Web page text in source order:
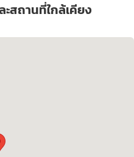
สถานที่ใกล้เคียง